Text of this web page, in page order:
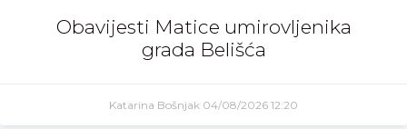
Obavijesti Matice umirovljenika
grada Belišća
Katarina Bošnjak 04/08/2026 12:20